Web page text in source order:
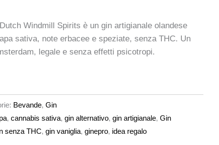
Windmill Spirits è un gin artigianale olandese
sativa, note erbacee e speziate, senza THC. Un
legale e senza effetti psicotropi.
Bevande,Gin
,cannabis sativa,gin alternativo,gin artigianale,Gin
senza THC,gin vaniglia,ginepro, idea regalo